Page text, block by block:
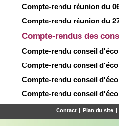
Compte-rendu réunion du
Compte-rendu réunion du
Compte-rendus des
Compte-rendu conseil
Compte-rendu conseil
Compte-rendu conseil
Compte-rendu conseil
Contact | Plan du site |